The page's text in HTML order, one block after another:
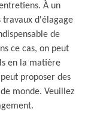
À un
travaux d'élagage
de
ce cas, on peut
en la matière
proposer des
monde. Veuillez